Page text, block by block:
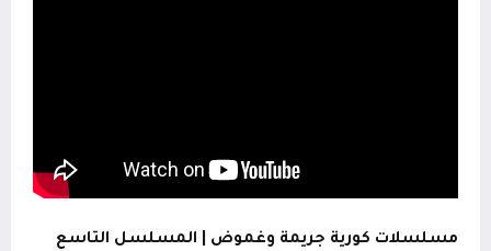
مسلسلات كورية جريمة وغموض | المسلسل التاسع